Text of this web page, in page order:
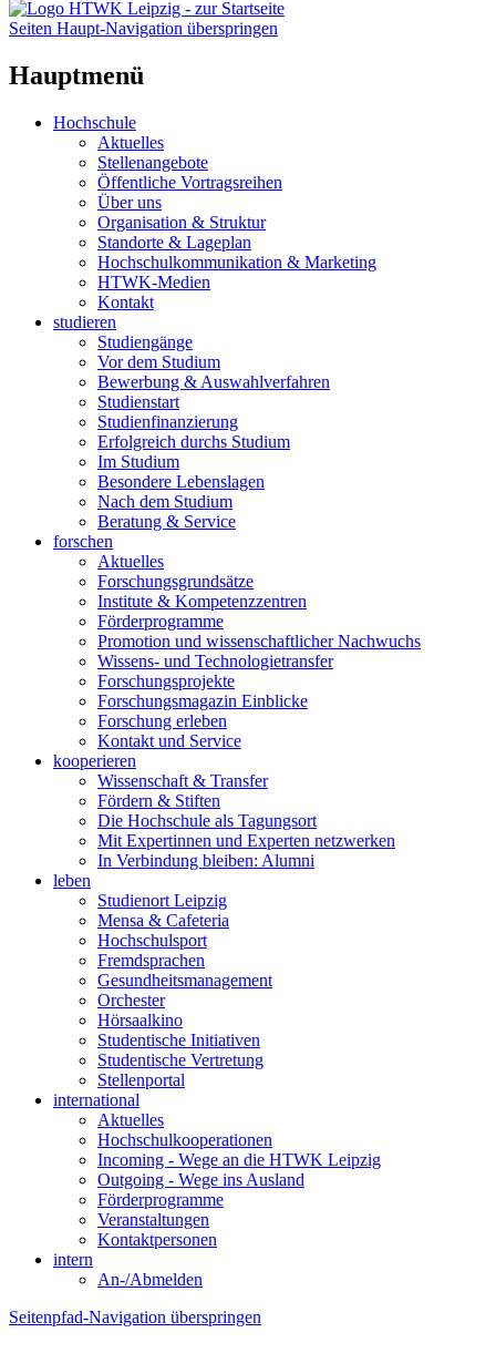
Seiten Haupt-Navigation überspringen
Hauptmenü
Hochschule
Aktuelles
Stellenangebote
Öffentliche Vortragsreihen
Über uns
Organisation & Struktur
Standorte & Lageplan
Hochschulkommunikation & Marketing
HTWK-Medien
Kontakt
studieren
Studiengänge
Vor dem Studium
Bewerbung & Auswahlverfahren
Studienstart
Studienfinanzierung
Erfolgreich durchs Studium
Im Studium
Besondere Lebenslagen
Nach dem Studium
Beratung & Service
forschen
Aktuelles
Forschungsgrundsätze
Institute & Kompetenzzentren
Förderprogramme
Promotion und wissenschaftlicher Nachwuchs
Wissens- und Technologietransfer
Forschungsprojekte
Forschungsmagazin Einblicke
Forschung erleben
Kontakt und Service
kooperieren
Wissenschaft & Transfer
Fördern & Stiften
Die Hochschule als Tagungsort
Mit Expertinnen und Experten netzwerken
In Verbindung bleiben: Alumni
leben
Studienort Leipzig
Mensa & Cafeteria
Hochschulsport
Fremdsprachen
Gesundheitsmanagement
Orchester
Hörsaalkino
Studentische Initiativen
Studentische Vertretung
Stellenportal
international
Aktuelles
Hochschulkooperationen
Incoming - Wege an die HTWK Leipzig
Outgoing - Wege ins Ausland
Förderprogramme
Veranstaltungen
Kontaktpersonen
intern
An-/Abmelden
Seitenpfad-Navigation überspringen